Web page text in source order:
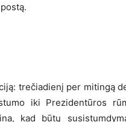
trečiadienį per mitingą
iki Prezidentūros
kad būtų